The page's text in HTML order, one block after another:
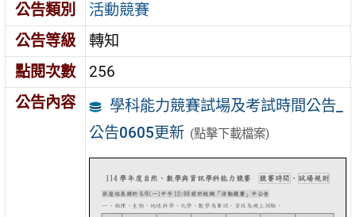
公告類別
活動競賽
公告等級
轉知
點閱次數
256
公告內容
學科能力競賽試場及考試時間公告_
公告0605更新 (點擊下載檔案)